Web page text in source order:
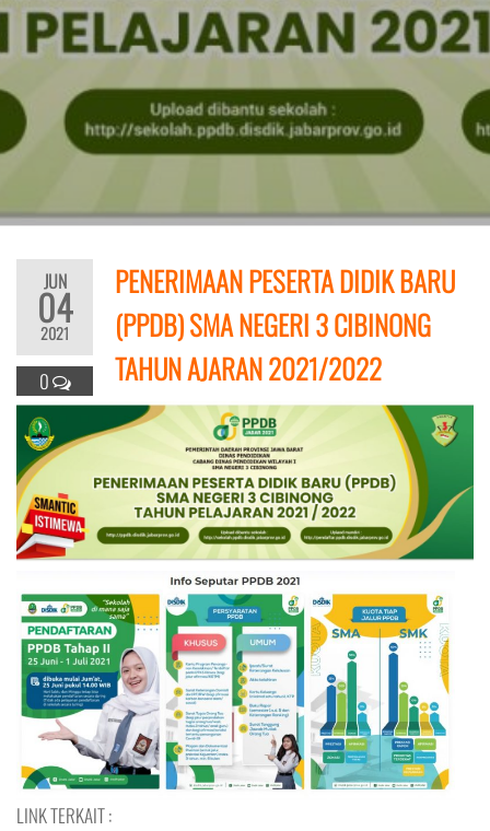
JUN
04
2021
0
PENERIMAAN PESERTA DIDIK BARU
(PPDB) SMA NEGERI 3 CIBINONG
TAHUN AJARAN 2021/2022
LINK TERKAIT :